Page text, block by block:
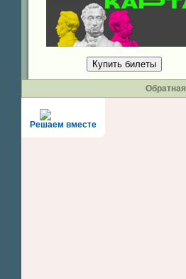
Купить билеты
Решаем вместе